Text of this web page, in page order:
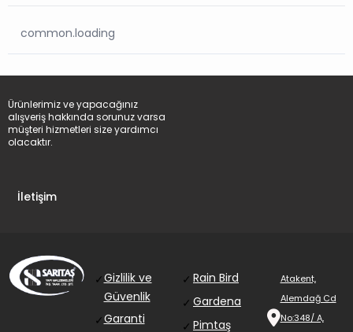
common.loading
Ürünlerimiz ve yapacağınız
alışveriş hakkında sorunuz varsa
müşteri hizmetleri size yardımcı
olacaktır.
İletişim
✓Gizlilik ve
Güvenlik
✓Garanti
✓ Rain Bird
✓ Gardena
✓ Pimtaş
Atakent,
Alemdağ Cd
No:348/ A,